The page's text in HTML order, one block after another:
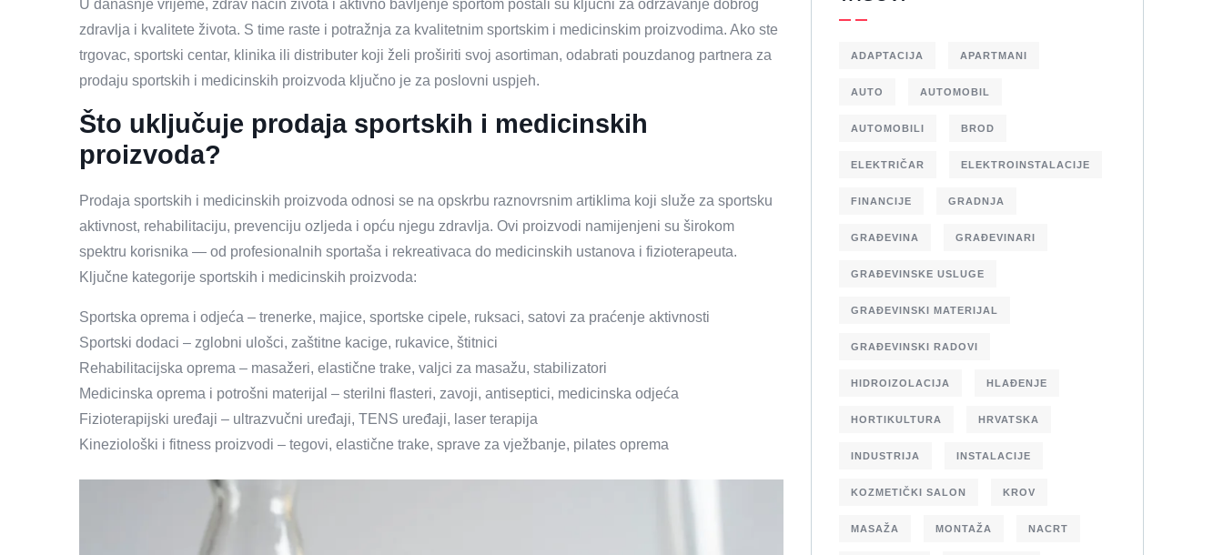
U današnje vrijeme, zdrav način života i aktivno bavljenje sportom postali su ključni za održavanje dobrog
zdravlja i kvalitete života. S time raste i potražnja za kvalitetnim sportskim i medicinskim proizvodima. Ako ste
trgovac, sportski centar, klinika ili distributer koji želi proširiti svoj asortiman, odabrati pouzdanog partnera za
prodaju sportskih i medicinskih proizvoda ključno je za poslovni uspjeh.
Što uključuje prodaja sportskih i medicinskih
proizvoda?
Prodaja sportskih i medicinskih proizvoda odnosi se na opskrbu raznovrsnim artiklima koji služe za sportsku
aktivnost, rehabilitaciju, prevenciju ozljeda i opću njegu zdravlja. Ovi proizvodi namijenjeni su širokom
spektru korisnika — od profesionalnih sportaša i rekreativaca do medicinskih ustanova i fizioterapeuta.
Ključne kategorije sportskih i medicinskih proizvoda:
Sportska oprema i odjeća – trenerke, majice, sportske cipele, ruksaci, satovi za praćenje aktivnosti
Sportski dodaci – zglobni ulošci, zaštitne kacige, rukavice, štitnici
Rehabilitacijska oprema – masažeri, elastične trake, valjci za masažu, stabilizatori
Medicinska oprema i potrošni materijal – sterilni flasteri, zavoji, antiseptici, medicinska odjeća
Fizioterapijski uređaji – ultrazvučni uređaji, TENS uređaji, laser terapija
Kineziološki i fitness proizvodi – tegovi, elastične trake, sprave za vježbanje, pilates oprema
ADAPTACIJA APARTMANI
AUTO AUTOMOBIL
AUTOMOBILI BROD
ELEKTRIČAR ELEKTROINSTALACIJE
FINANCIJE GRADNJA
GRAĐEVINA GRAĐEVINARI
GRAĐEVINSKE USLUGE
GRAĐEVINSKI MATERIJAL
GRAĐEVINSKI RADOVI
HIDROIZOLACIJA HLAĐENJE
HORTIKULTURA HRVATSKA
INDUSTRIJA INSTALACIJE
KOZMETIČKI SALON KROV
MASAŽA MONTAŽA NACRT